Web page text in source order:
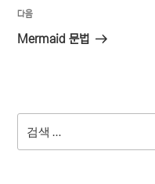
다
음
다음
Mermaid 문법
색: